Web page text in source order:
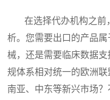
在选择代办机构之前
析。您需要出口的产品
械，还是需要临床数据
规体系相对统一的欧洲
南亚、中东等新兴市场